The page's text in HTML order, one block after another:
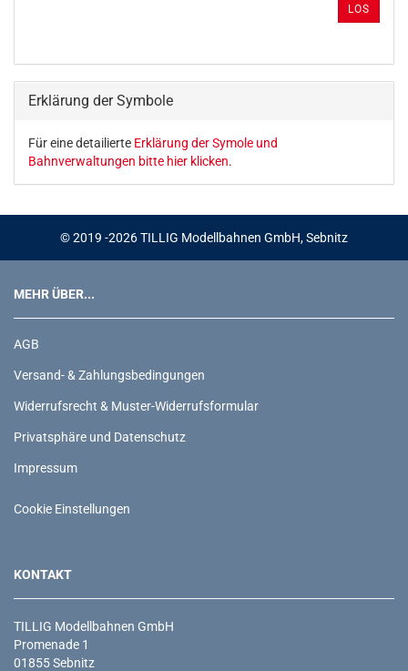
EIN.
LOS
Erklärung der Symbole
Für eine detailierte Erklärung der Symole und
Bahnverwaltungen bitte hier klicken.
© 2019 -2026 TILLIG Modellbahnen GmbH, Sebnitz
MEHR ÜBER...
AGB
Versand- & Zahlungsbedingungen
Widerrufsrecht & Muster-Widerrufsformular
Privatsphäre und Datenschutz
Impressum
Cookie Einstellungen
KONTAKT
TILLIG Modellbahnen GmbH
Promenade 1
01855 Sebnitz